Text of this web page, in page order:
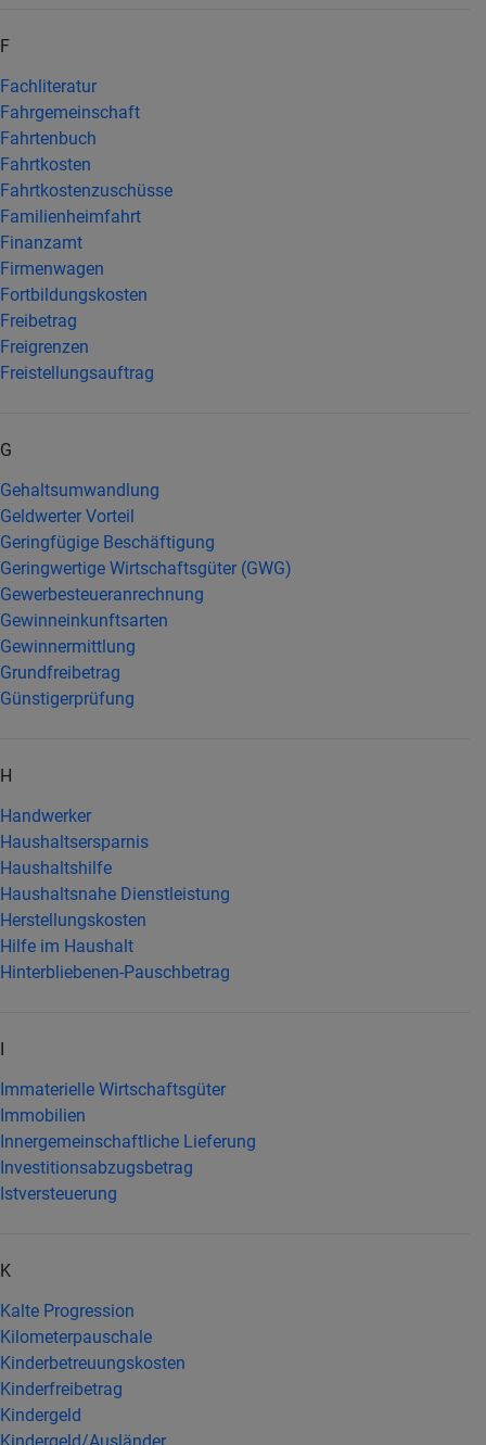
F
Fachliteratur
Fahrgemeinschaft
Fahrtenbuch
Fahrtkosten
Fahrtkostenzuschüsse
Familienheimfahrt
Finanzamt
Firmenwagen
Fortbildungskosten
Freibetrag
Freigrenzen
Freistellungsauftrag
G
Gehaltsumwandlung
Geldwerter Vorteil
Geringfügige Beschäftigung
Geringwertige Wirtschaftsgüter (GWG)
Gewerbesteueranrechnung
Gewinneinkunftsarten
Gewinnermittlung
Grundfreibetrag
Günstigerprüfung
H
Handwerker
Haushaltsersparnis
Haushaltshilfe
Haushaltsnahe Dienstleistung
Herstellungskosten
Hilfe im Haushalt
Hinterbliebenen-Pauschbetrag
I
Immaterielle Wirtschaftsgüter
Immobilien
Innergemeinschaftliche Lieferung
Investitionsabzugsbetrag
Istversteuerung
K
Kalte Progression
Kilometerpauschale
Kinderbetreuungskosten
Kinderfreibetrag
Kindergeld